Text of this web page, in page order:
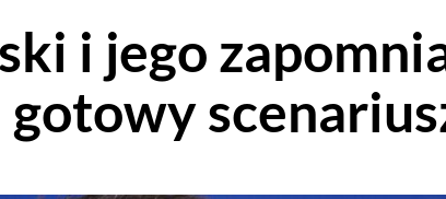
i jego
gotowy